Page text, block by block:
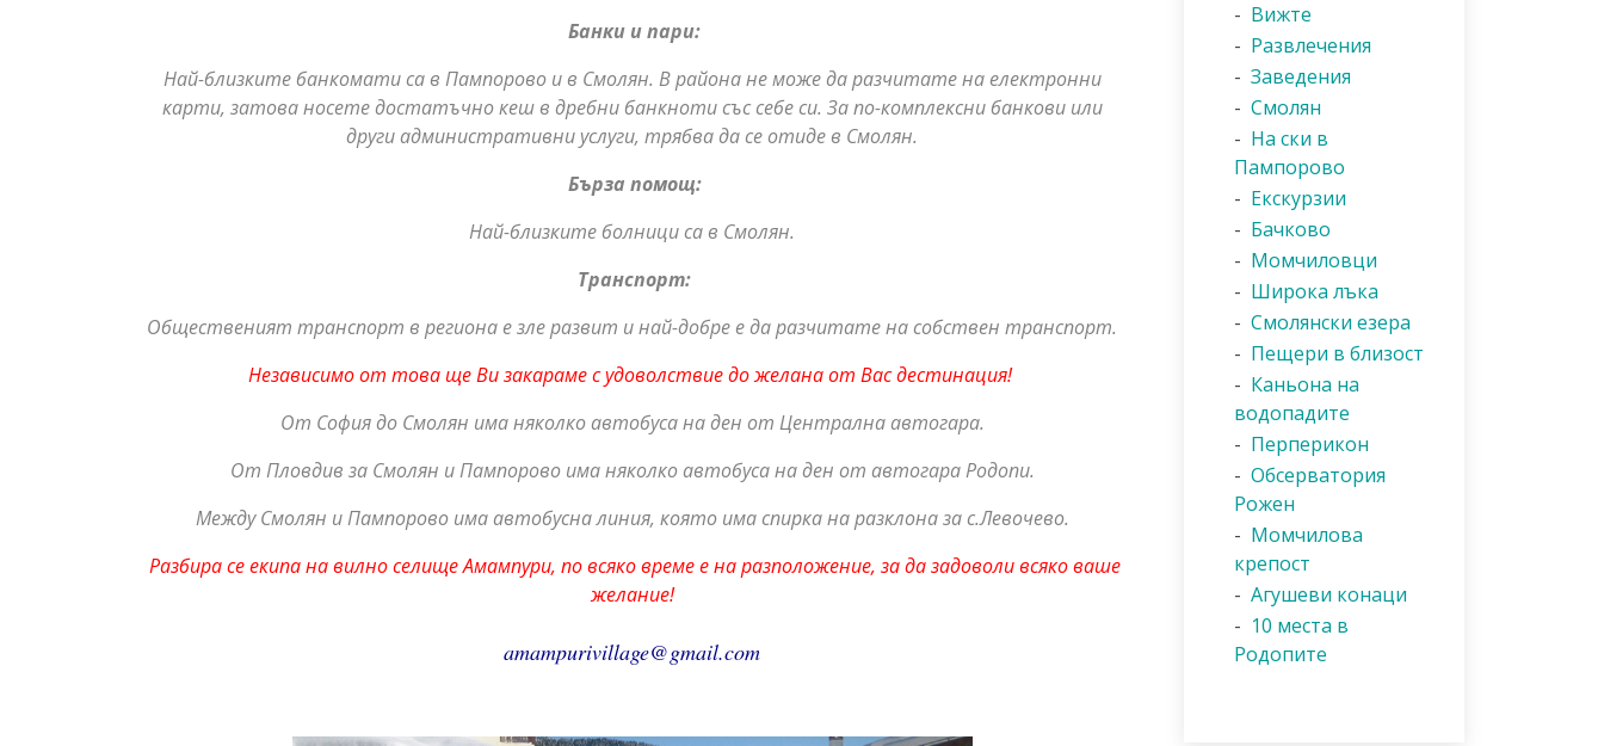
Банки и пари:
Най-близките банкомати са в Пампорово и в Смолян. В района не може да разчитате на електронни
карти, затова носете достатъчно кеш в дребни банкноти със себе си. За по-комплексни банкови или
други административни услуги, трябва да се отиде в Смолян.
Бърза помощ:
Най-близките болници са в Смолян.
Транспорт:
Общественият транспорт в региона е зле развит и най-добре е да разчитате на собствен транспорт.
Независимо от това ще Ви закараме с удоволствие до желана от Вас дестинация!
От София до Смолян има няколко автобуса на ден от Централна автогара.
От Пловдив за Смолян и Пампорово има няколко автобуса на ден от автогара Родопи.
Между Смолян и Пампорово има автобусна линия, която има спирка на разклона за с.Левочево.
Разбира се екипа на вилно селище Амампури, по всяко време е на разположение, за да задоволи всяко ваше
желание!
amampurivillage@gmail.com
- Вижте
- Развлечения
- Заведения
- Смолян
- На ски в
Пампорово
- Екскурзии
- Бачково
- Момчиловци
- Широка лъка
- Смолянски езера
- Пещери в близост
- Каньона на
водопадите
- Перперикон
- Обсерватория
Рожен
- Момчилова
крепост
- Агушеви конаци
- 10 места в
Родопите